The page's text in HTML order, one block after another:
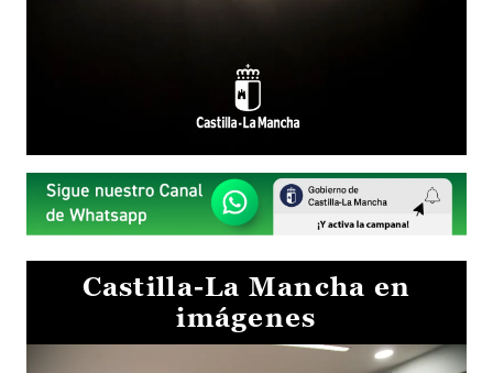
Castilla-La Mancha en
imágenes